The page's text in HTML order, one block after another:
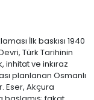
İlk baskısı 1940
Türk Tarihinin
inhitat ve inkıraz
planlanan Osmanlı
Eser, Akçura